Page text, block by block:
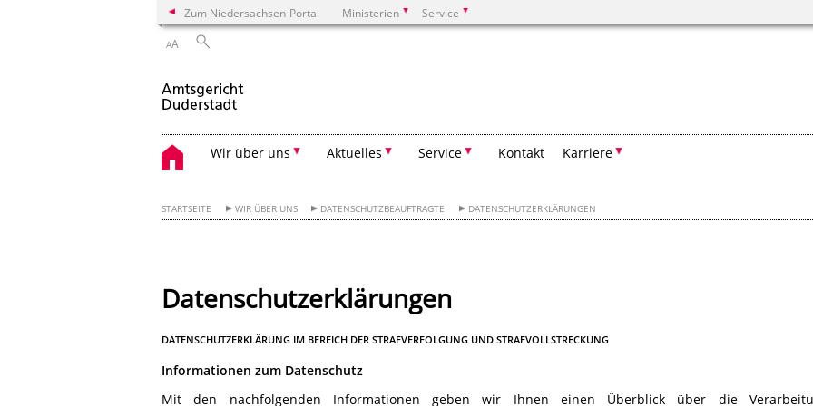
Zum Niedersachsen-Portal Ministerien Service
AA
Wir über uns Aktuelles Service Kontakt Karriere
STARTSEITE WIR ÜBER UNS DATENSCHUTZBEAUFTRAGTE DATENSCHUTZERKLÄRUNGEN
Datenschutzerklärungen
DATENSCHUTZERKLÄRUNG IM BEREICH DER STRAFVERFOLGUNG UND STRAFVOLLSTRECKUNG
Informationen zum Datenschutz
Mit den nachfolgenden Informationen geben wir Ihnen einen Überblick über die